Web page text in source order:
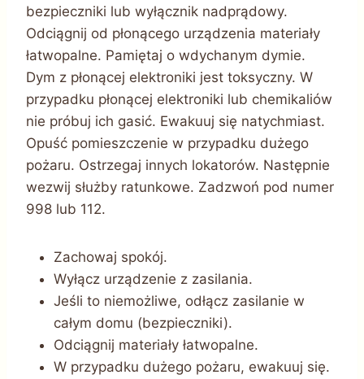
bezpieczniki lub wyłącznik nadprądowy.
Odciągnij od płonącego urządzenia materiały
łatwopalne. Pamiętaj o wdychanym dymie.
Dym z płonącej elektroniki jest toksyczny. W
przypadku płonącej elektroniki lub chemikaliów
nie próbuj ich gasić. Ewakuuj się natychmiast.
Opuść pomieszczenie w przypadku dużego
pożaru. Ostrzegaj innych lokatorów. Następnie
wezwij służby ratunkowe. Zadzwoń pod numer
998 lub 112.
Zachowaj spokój.
Wyłącz urządzenie z zasilania.
Jeśli to niemożliwe, odłącz zasilanie w
całym domu (bezpieczniki).
Odciągnij materiały łatwopalne.
W przypadku dużego pożaru, ewakuuj się.